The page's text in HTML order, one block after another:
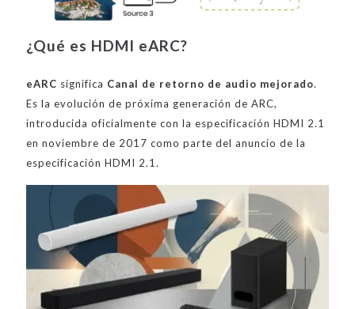
¿Qué es HDMI eARC?
eARC significa Canal de retorno de audio mejorado.
Es la evolución de próxima generación de ARC,
introducida oficialmente con la especificación HDMI 2.1
en noviembre de 2017 como parte del anuncio de la
especificación HDMI 2.1.